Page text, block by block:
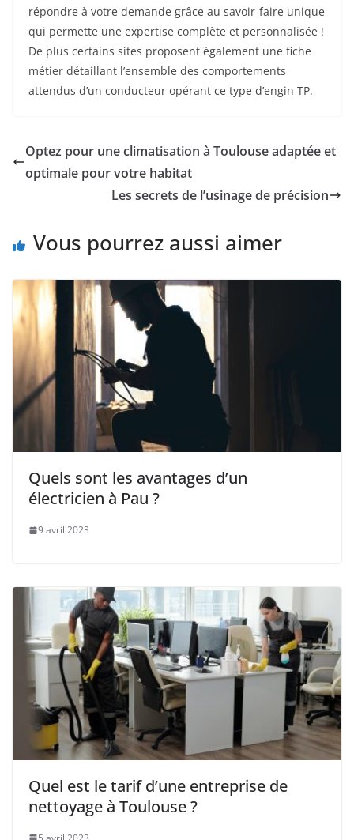
répondre à votre demande grâce au savoir-faire unique
qui permette une expertise complète et personnalisée !
De plus certains sites proposent également une fiche
métier détaillant l’ensemble des comportements
attendus d’un conducteur opérant ce type d’engin TP.
Optez pour une climatisation à Toulouse adaptée et
optimale pour votre habitat
Les secrets de l’usinage de précision
Vous pourrez aussi aimer
Quels sont les avantages d’un
électricien à Pau ?
9 avril 2023
Quel est le tarif d’une entreprise de
nettoyage à Toulouse ?